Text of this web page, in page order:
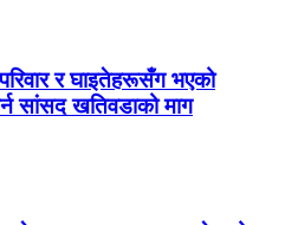
र घाइतेहरूसँग भएको
सांसद खतिवडाको माग